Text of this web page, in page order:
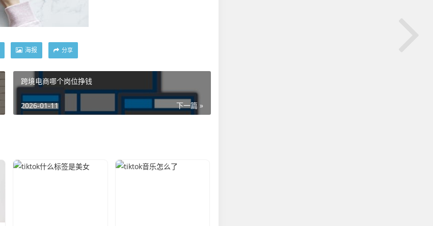
海报 分享
跨境电商哪个岗位挣钱
下一篇 »
2026-01-11